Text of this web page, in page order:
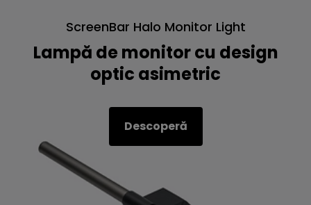
ScreenBar Halo Monitor Light
Lampă de monitor cu design
optic asimetric
Descoperă